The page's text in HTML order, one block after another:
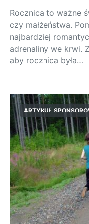
Rocznica to ważne
czy małżeństwa.
najbardziej
adrenaliny we krwi.
aby rocznica była…
ARTYKUŁ